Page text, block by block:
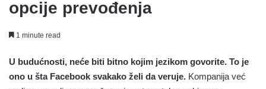
opcije prevođenja
1 minute read
U budućnosti, neće biti bitno kojim jezikom govorite. To je
ono u šta Facebook svakako želi da veruje. Kompanija već